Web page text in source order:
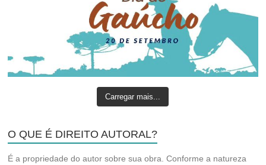
Carregar mais...
O QUE É DIREITO AUTORAL?
É a propriedade do autor sobre sua obra. Conforme a natureza